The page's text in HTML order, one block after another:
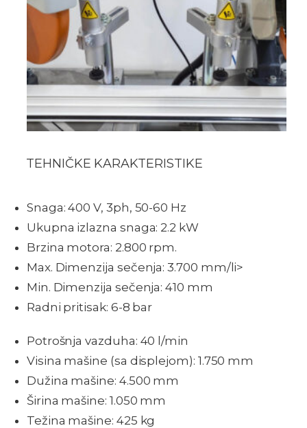
TEHNIČKE KARAKTERISTIKE
Snaga: 400 V, 3ph, 50-60 Hz
Ukupna izlazna snaga: 2.2 kW
Brzina motora: 2.800 rpm.
Max. Dimenzija sečenja: 3.700 mm/li>
Min. Dimenzija sečenja: 410 mm
Radni pritisak: 6-8 bar
Potrošnja vazduha: 40 l/min
Visina mašine (sa displejom): 1.750 mm
Dužina mašine: 4.500 mm
Širina mašine: 1.050 mm
Težina mašine: 425 kg